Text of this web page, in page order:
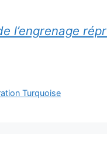
l’engrenage
Turquoise